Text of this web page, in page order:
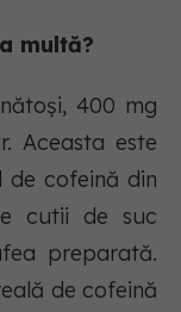
multă?
400 mg
Aceasta este
cofeină din
cutii de suc
preparată.
de cofeină